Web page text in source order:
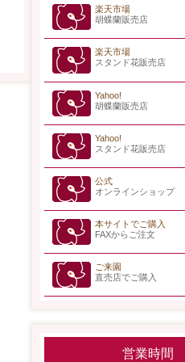
楽天市場
胡蝶蘭販売店
楽天市場
スタンド花販売店
Yahoo!
胡蝶蘭販売店
Yahoo!
スタンド花販売店
公式
オンラインショップ
本サイトでご購入
FAXからご注文
ご来園
直売店でご購入
営業時間